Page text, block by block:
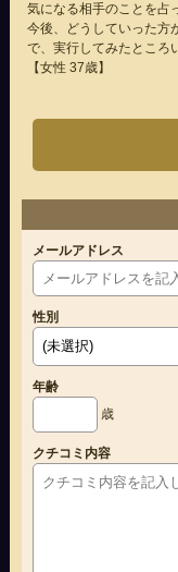
気になる相手のことを占
今後、どうしていった方
で、実行してみたところ
【女性 37歳】
メールアドレス
性別
年齢
歳
クチコミ内容